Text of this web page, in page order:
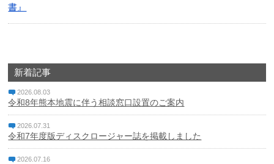
金融円滑化への取組み
成協ビジネスバンキングサービス
書』
新着記事
2026.08.03
令和8年熊本地震に伴う相談窓口設置のご案内
2026.07.31
令和7年度版ディスクロージャー誌を掲載しました
2026.07.16